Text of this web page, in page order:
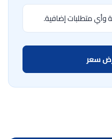
وأي متطلبات إضافية.
سعر